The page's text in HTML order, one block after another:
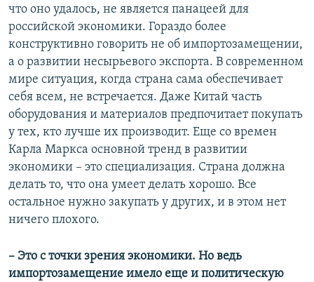
что оно удалось, не является панацеей для
российской экономики. Гораздо более
конструктивно говорить не об импортозамещении,
а о развитии несырьевого экспорта. В современном
мире ситуация, когда страна сама обеспечивает
себя всем, не встречается. Даже Китай часть
оборудования и материалов предпочитает покупать
у тех, кто лучше их производит. Еще со времен
Карла Маркса основной тренд в развитии
экономики – это специализация. Страна должна
делать то, что она умеет делать хорошо. Все
остальное нужно закупать у других, и в этом нет
ничего плохого.
– Это с точки зрения экономики. Но ведь
импортозамещение имело еще и политическую